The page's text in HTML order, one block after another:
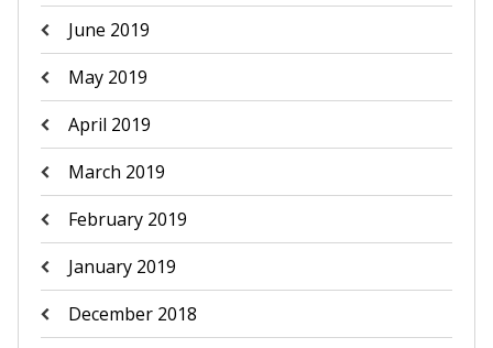
June 2019
May 2019
April 2019
March 2019
February 2019
January 2019
December 2018